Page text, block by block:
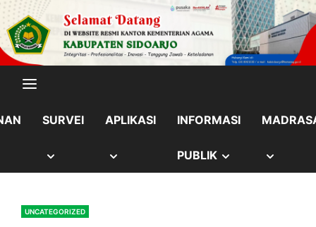
content
Skip
to
content
SURVEI APLIKASI INFORMASI
PUBLIK SHOW
UNCATEGORIZED